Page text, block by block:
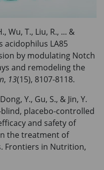
Wu, T., Liu, R., ... &
acidophilus LA85
by modulating Notch
and remodeling the
, 13(15), 8107-8118.
Y., Gu, S., & Jin, Y.
placebo-controlled
and safety of
the treatment of
Frontiers in Nutrition,